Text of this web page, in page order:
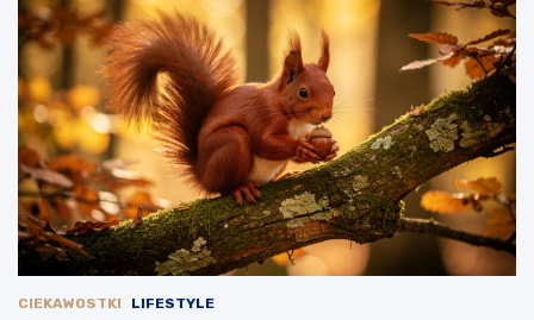
CIEKAWOSTKI LIFESTYLE